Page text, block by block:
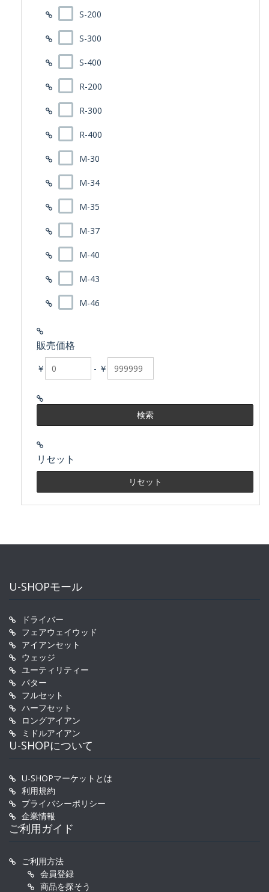
S-200
S-300
S-400
R-200
R-300
R-400
M-30
M-34
M-35
M-37
M-40
M-43
M-46
販売価格
￥ - ￥
リセット
U-SHOPモール
ドライバー
フェアウェイウッド
アイアンセット
ウェッジ
ユーティリティー
パター
フルセット
ハーフセット
ロングアイアン
ミドルアイアン
U-SHOPについて
U-SHOPマーケットとは
利用規約
プライバシーポリシー
企業情報
ご利用ガイド
ご利用方法
会員登録
商品を探そう